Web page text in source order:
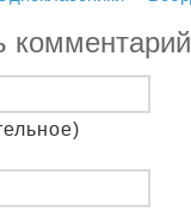
комментарий